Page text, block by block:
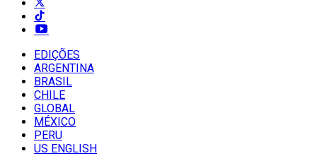
EDIÇÕES
ARGENTINA
BRASIL
CHILE
GLOBAL
MÉXICO
PERU
US ENGLISH